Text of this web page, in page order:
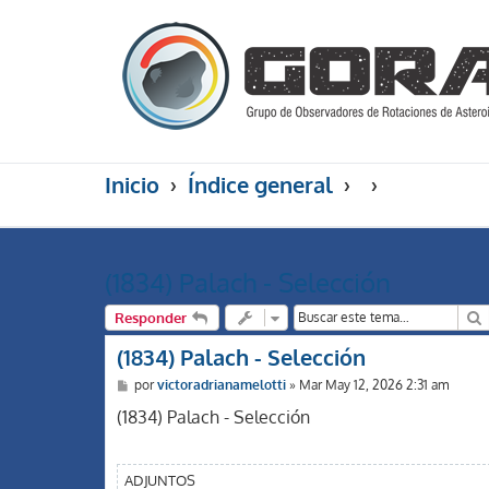
Inicio Índice general
(1834) Palach - Selección
Responder
(1834) Palach - Selección
M
n
j
e
porvictoradrianamelotti» Mar May 12, 2026 2:31 am
(1834) Palach - Selección
ADJUNTOS